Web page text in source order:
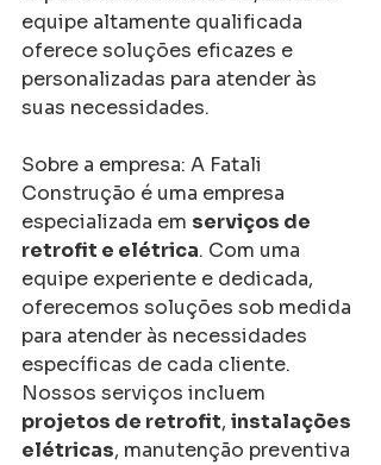
equipe altamente qualificada
oferece soluções eficazes e
personalizadas para atender às
suas necessidades.
Sobre a empresa: A Fatali
Construção é uma empresa
especializada em serviços de
retrofit e elétrica. Com uma
equipe experiente e dedicada,
oferecemos soluções sob medida
para atender às necessidades
específicas de cada cliente.
Nossos serviços incluem
projetos de retrofit, instalações
elétricas, manutenção preventiva